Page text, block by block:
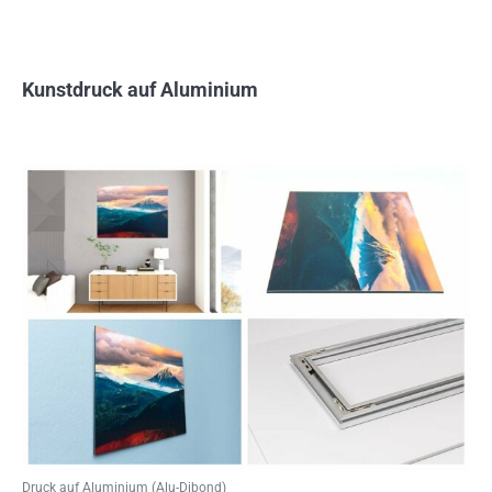
Kunstdruck auf Aluminium
Druck auf Aluminium (Alu-Dibond)